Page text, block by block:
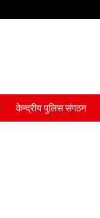
केन्द्रीय पुलिस संगठन